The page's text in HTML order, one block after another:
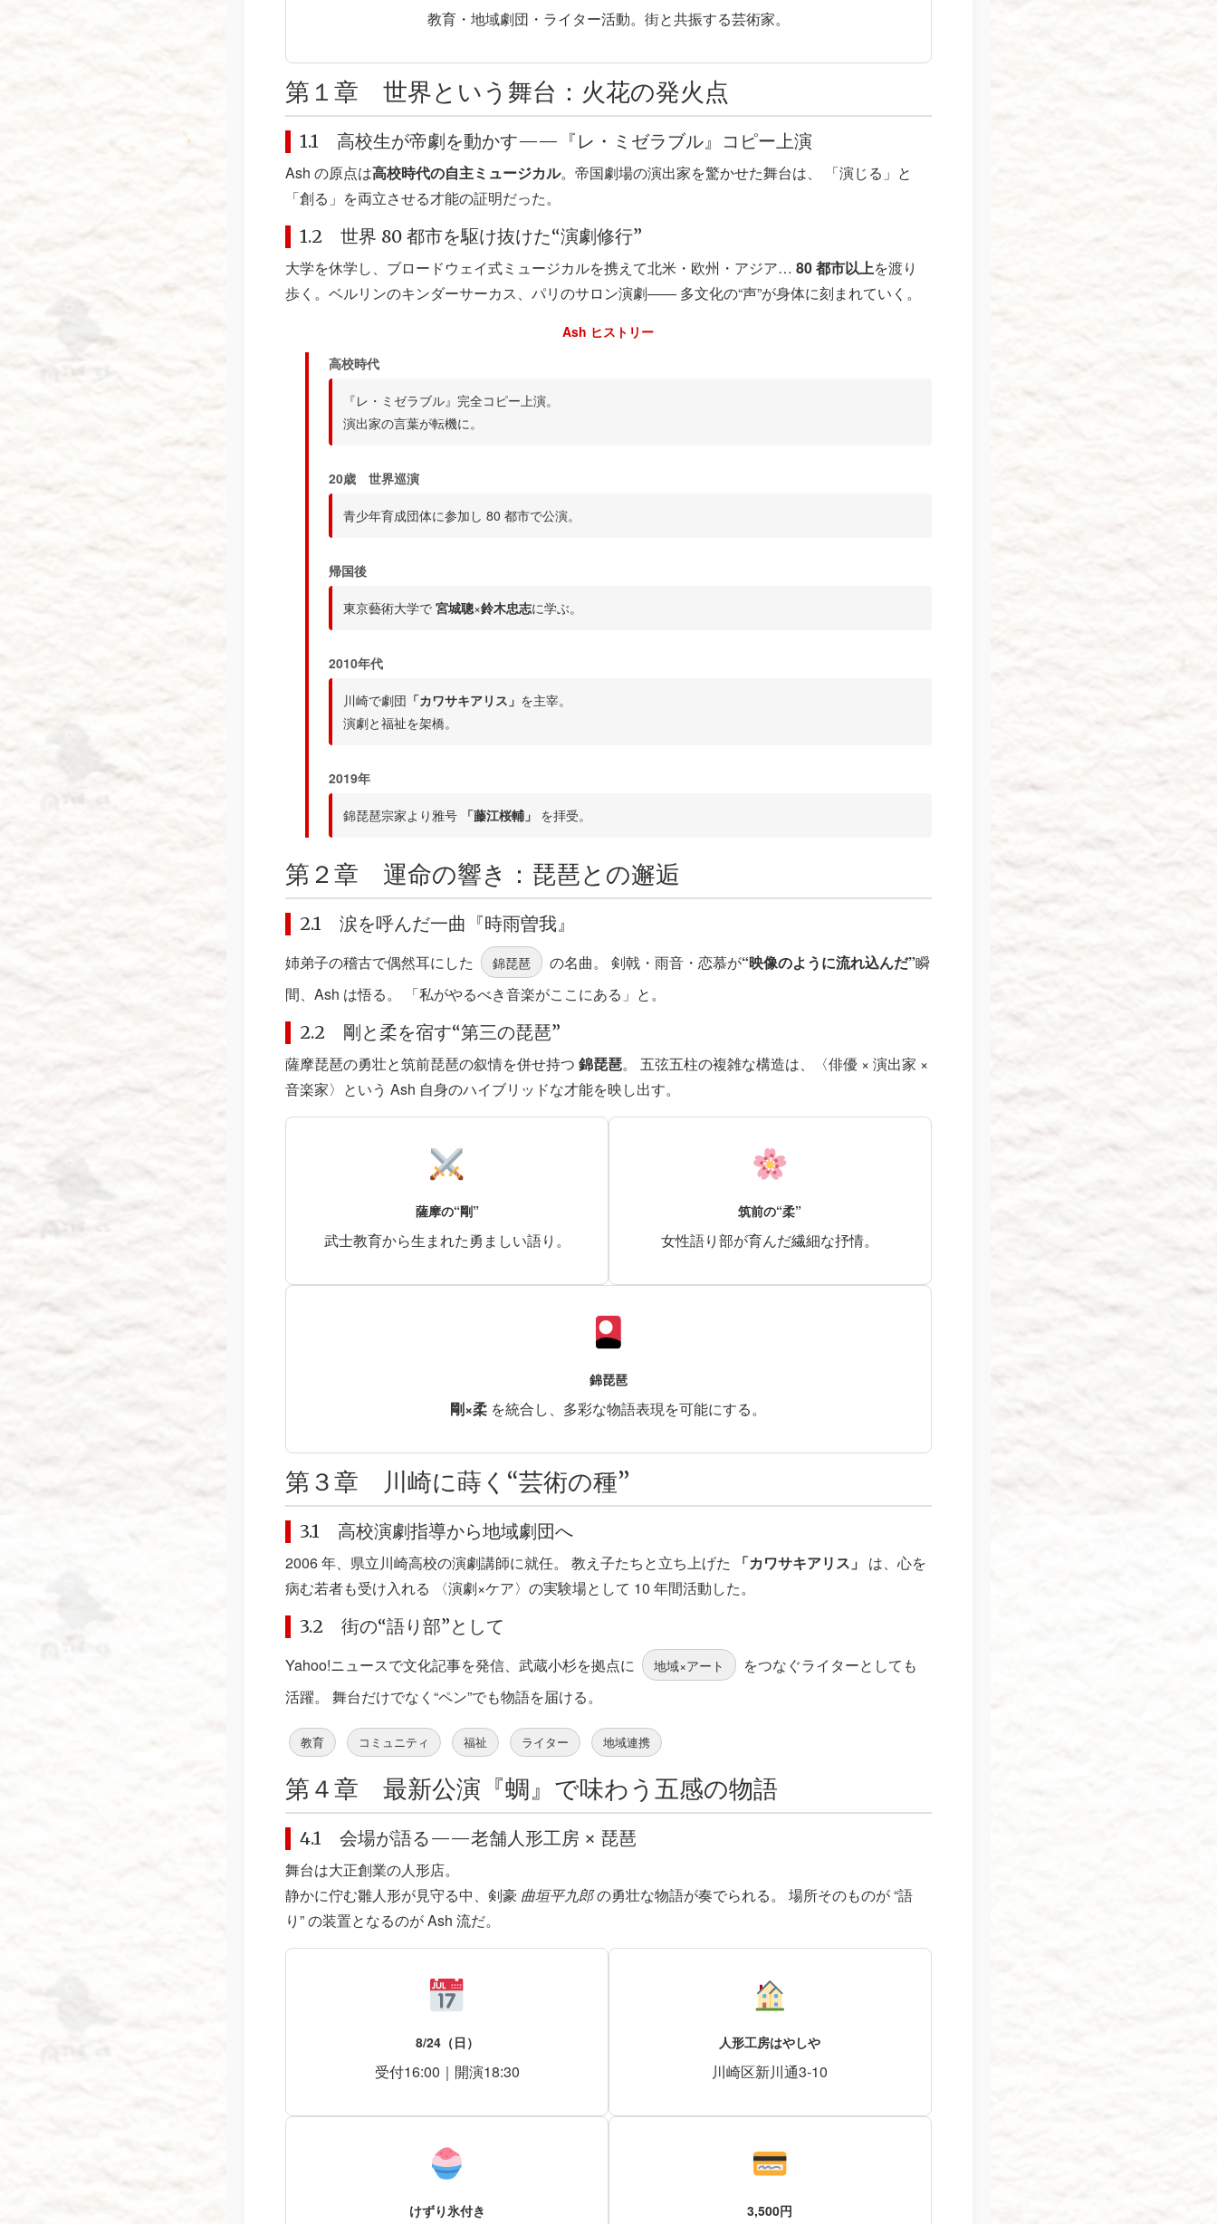
教育・地域劇団・ライター活動。街と共振する芸術家。
第１章 世界という舞台：火花の発火点
1.1 高校生が帝劇を動かす——『レ・ミゼラブル』コピー上演
Ash の原点は高校時代の自主ミュージカル。帝国劇場の演出家を驚かせた舞台は、 「演じる」と
「創る」を両立させる才能の証明だった。
1.2 世界 80 都市を駆け抜けた“演劇修行”
大学を休学し、ブロードウェイ式ミュージカルを携えて北米・欧州・アジア…80 都市以上を渡り
歩く。ベルリンのキンダーサーカス、パリのサロン演劇―― 多文化の“声”が身体に刻まれていく。
Ash ヒストリー
高校時代
『レ・ミゼラブル』完全コピー上演。
演出家の言葉が転機に。
20歳 世界巡演
青少年育成団体に参加し 80 都市で公演。
帰国後
東京藝術大学で宮城聰×鈴木忠志に学ぶ。
2010年代
川崎で劇団 「カワサキアリス」 を主宰。
演劇と福祉を架橋。
2019年
錦琵琶宗家より雅号 「藤江桜輔」 を拝受。
第２章 運命の響き：琵琶との邂逅
2.1 涙を呼んだ一曲『時雨曽我』
姉弟子の稽古で偶然耳にした 錦琵琶 の名曲。 剣戟・雨音・恋慕が“映像のように流れ込んだ”瞬
間、Ash は悟る。 「私がやるべき音楽がここにある」と。
2.2 剛と柔を宿す“第三の琵琶”
薩摩琵琶の勇壮と筑前琵琶の叙情を併せ持つ錦琵琶。 五弦五柱の複雑な構造は、〈俳優 × 演出家 ×
音楽家〉という Ash 自身のハイブリッドな才能を映し出す。
薩摩の“剛”
武士教育から生まれた勇ましい語り。
筑前の“柔”
女性語り部が育んだ繊細な抒情。
錦琵琶
剛×柔 を統合し、多彩な物語表現を可能にする。
第３章 川崎に蒔く“芸術の種”
3.1 高校演劇指導から地域劇団へ
2006 年、県立川崎高校の演劇講師に就任。 教え子たちと立ち上げた 「カワサキアリス」
は、心を
病む若者も受け入れる 〈演劇×ケア〉の実験場として 10 年間活動した。
3.2 街の“語り部”として
Yahoo!ニュースで文化記事を発信、武蔵小杉を拠点に 地域×アート
をつなぐライターとしても
活躍。 舞台だけでなく“ペン”でも物語を届ける。
教育 コミュニティ 福祉 ライター 地域連携
第４章 最新公演『蜩』で味わう五感の物語
4.1 会場が語る——老舗人形工房 × 琵琶
舞台は大正創業の人形店。
静かに佇む雛人形が見守る中、剣豪 曲垣平九郎の勇壮な物語が奏でられる。 場所そのものが “語
り” の装置となるのが Ash 流だ。
8/24（日）
受付16:00｜開演18:30
人形工房はやしや
川崎区新川通3-10
けずり氷付き 3,500円